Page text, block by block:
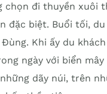
chọn đi thuyền xuôi
đặc biệt. Buổi tối,
Khi ấy du
ngày với biển
dãy núi, trên